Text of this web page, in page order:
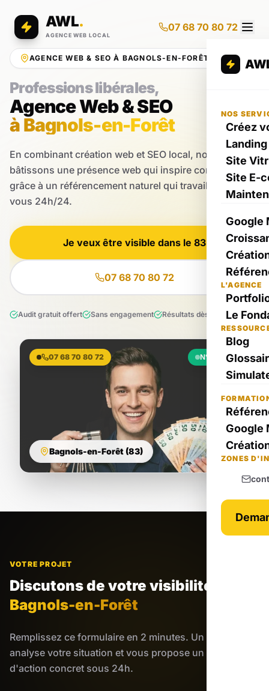
AWL.
AGENCE WEB LOCAL
07 68 70 80 72
NOS
Créez
Site
Site E-
Google
L'AGENCE
Le
Blog
Google
ZONES
AGENCE WEB & SEO À BAGNOLS-EN-FORÊT
Professions libérales,
Agence Web & SEO
à Bagnols-en-Forêt
En combinant création web et SEO local, nous
bâtissons une présence web qui inspire confiance
grâce à un référencement naturel qui travaille pour
vous 24h/24.
Je veux être visible dans le 83
07 68 70 80 72
Audit gratuit offert Sans engagement Résultats dès le 1er mois
07 68 70 80 72
Bagnols-en-Forêt (83)
N°1 Local
VOTRE PROJET
Discutons de votre visibilité
Bagnols-en-Forêt
Remplissez ce formulaire en 2 minutes. Un expert
analyse votre situation et vous propose un plan
d'action concret sous 24h.